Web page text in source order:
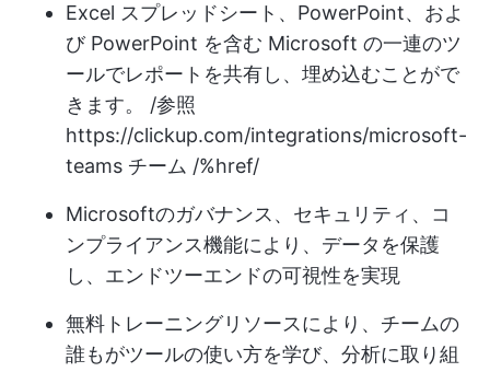
Excel スプレッドシート、PowerPoint、およ
び PowerPoint を含む Microsoft の一連のツ
ールでレポートを共有し、埋め込むことがで
きます。 /参照
https://clickup.com/integrations/microsoft-
teams チーム /%href/
Microsoftのガバナンス、セキュリティ、コ
ンプライアンス機能により、データを保護
し、エンドツーエンドの可視性を実現
無料トレーニングリソースにより、チームの
誰もがツールの使い方を学び、分析に取り組